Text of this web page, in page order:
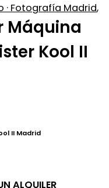
· Fotografía Madrid,
Máquina
Kool II
II Madrid
ALQUILER